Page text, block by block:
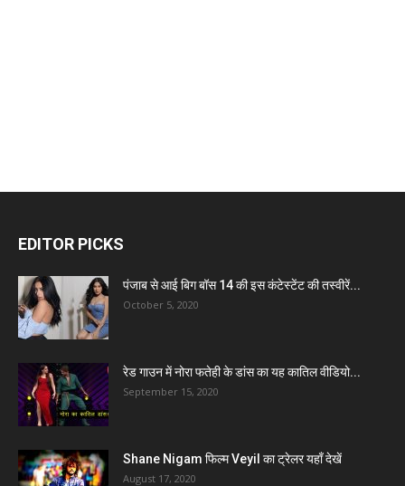
EDITOR PICKS
पंजाब से आई बिग बॉस 14 की इस कंटेस्टेंट की तस्वीरें...
October 5, 2020
रेड गाउन में नोरा फतेही के डांस का यह कातिल वीडियो...
September 15, 2020
Shane Nigam फिल्म Veyil का ट्रेलर यहाँ देखें
August 17, 2020